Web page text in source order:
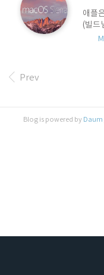
깨지
비 정
들
면
애플
(빌
알
인
후,
들
Prev
Blog is powered by Daum